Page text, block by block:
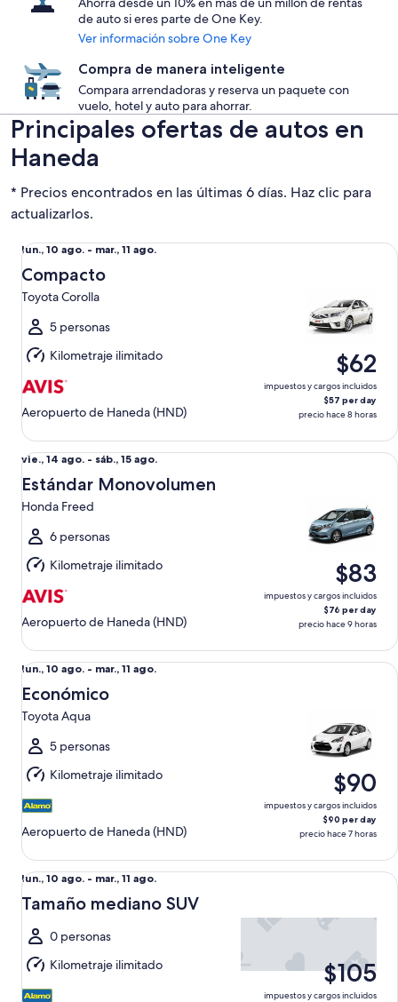
de auto si eres parte de One Key.
Ver información sobre One Key
Compra de manera inteligente
Compara arrendadoras y reserva un paquete con
vuelo, hotel y auto para ahorrar.
Principales ofertas de autos en
Haneda
* Precios encontrados en las últimas 6 días. Haz clic para
actualizarlos.
Del
lun.,
10
ago.
al
mar.,
11
ago.
lun., 10 ago. - mar., 11 ago.
Compacto
Toyota Corolla
5 personas
Kilometraje ilimitado
Aeropuerto de Haneda (HND)
$62
impuestos y cargos incluidos
$57 per day
precio hace 8 horas
Compacto Toyota Corolla
Del
vie.,
14
ago.
al
sáb.,
15
ago.
vie., 14 ago. - sáb., 15 ago.
Estándar Monovolumen
Honda Freed
6 personas
Kilometraje ilimitado
Aeropuerto de Haneda (HND)
$83
impuestos y cargos incluidos
$76 per day
precio hace 9 horas
Estándar Monovolumen Honda Freed
Del
lun.,
10
ago.
al
mar.,
11
ago.
lun., 10 ago. - mar., 11 ago.
Económico
Toyota Aqua
5 personas
Kilometraje ilimitado
Aeropuerto de Haneda (HND)
$90
impuestos y cargos incluidos
$90 per day
precio hace 7 horas
Económico Toyota Aqua
Del
lun.,
ago.
al
mar.,
11
lun., 10 ago. - mar., 11 ago.
Tamaño mediano SUV
0 personas
Kilometraje ilimitado
$105
impuestos y cargos incluidos
Tamaño mediano SUV undefined